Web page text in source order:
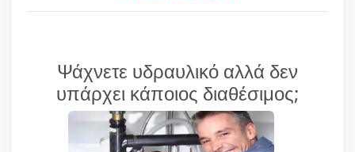
Ψάχνετε υδραυλικό αλλά δεν
υπάρχει κάποιος διαθέσιμος;